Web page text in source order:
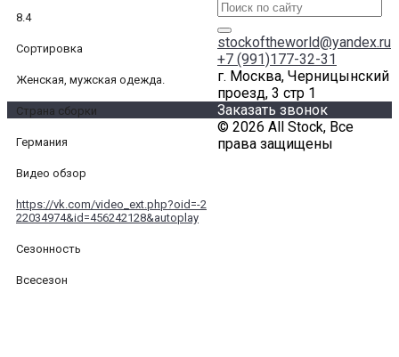
8.4
Сортировка
Женская, мужская одежда.
Страна сборки
Германия
Видео обзор
https://vk.com/video_ext.php?oid=-2
22034974&id=456242128&autoplay
Сезонность
Всесезон
stockoftheworld@yandex.ru
+7 (991)177-32-31
г. Москва, Черницынский
проезд, 3 стр 1
Заказать звонок
© 2026 All Stock, Все
права защищены